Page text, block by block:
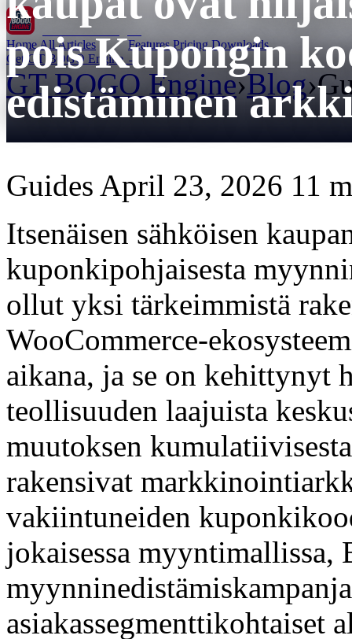
GT BOGO
HomeAll Articles Features Pricing Downloads
Get GT BOGO Engine →
GT BOGO Engine›Blog›
pois Kupongin
edistäminen
Guides April 23, 2026 11
Itsenäisen sähköisen
kuponkipohjaisesta
ollut yksi tärkeimmistä
WooCommerce-
aikana, ja se on kehittynyt
teollisuuden laajuista
muutoksen
rakensivat
vakiintuneiden
jokaisessa myyntimallissa,
asiakassegmenttikohtaiset